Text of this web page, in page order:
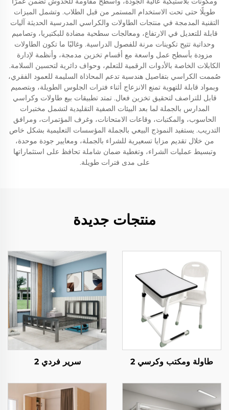
طويلًا حتى تحت الاستخدام المستمر من قبل الطلاب. وتشمل الميزات
التقنية المدمجة في منتجات الطاولات والكراسي المدرسية الحديثة آليات
قابلة للتعديل في الارتفاع، ومعالجات سطحية مضادة للبكتيريا، وتصاميم
وحداتية تتيح تكوينات مرنة للفصول الدراسية. وغالبًا ما تكون الطاولات
مزودة بأسطح عمل واسعة مع أقسام تخزين مدمجة، وأنظمة لإدارة
الكابلات الخاصة بالأدوات الرقمية للتعلم، وحواف دائرية لتحسين السلامة.
صُممت الكراسي بتفاصيل هندسية تدعم المحاذاة السليمة للعمود الفقري،
وبمواد قابلة للتهوية تمنع الانزعاج أثناء فترات الجلوس الطويلة، وبتصميم
قابل للتراصف لتحقيق تخزين فعال. تمتد تطبيقات بيع طاولات وكراسي
المدارس بالجملة لما بعد البيئات الصفية التقليدية لتشمل مختبرات
الحاسوب، والمكتبات، وقاعات الامتحانات، وغرف المؤتمرات، ومرافق
التدريب. يستفيد النموذج البيعي بالجملة المؤسسات التعليمية بشكل خاص
من خلال تقديم مزايا تسعيرية للشراء بالجملة، ومعايير جودة موحدة،
وتبسيط عمليات الشراء، وتغطية ضمان شاملة تحافظ على استثماراتها
على مدى فترات طويلة.
منتجات جديدة
طاولة ومكتب وكرسي 2 سرير فردي 2